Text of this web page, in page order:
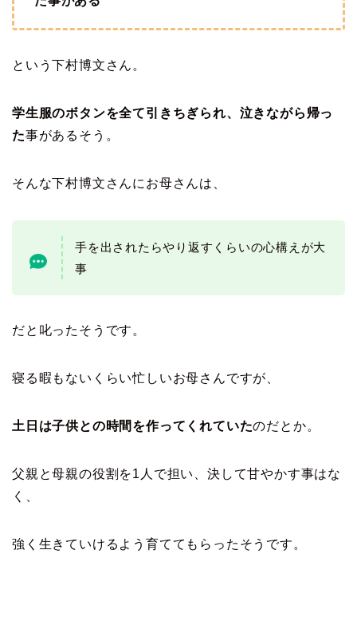
という下村博文さん。
学生服のボタンを全て引きちぎられ、泣きながら帰っ
た事があるそう。
そんな下村博文さんにお母さんは、
手を出されたらやり返すくらいの心構えが大
事
だと叱ったそうです。
寝る暇もないくらい忙しいお母さんですが、
土日は子供との時間を作ってくれていたのだとか。
父親と母親の役割を1人で担い、決して甘やかす事はな
く、
強く生きていけるよう育ててもらったそうです。